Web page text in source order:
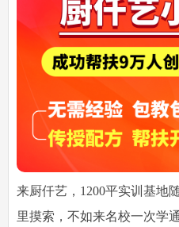
来厨仟艺，1200平实训基地
里摸索，不如来名校一次学